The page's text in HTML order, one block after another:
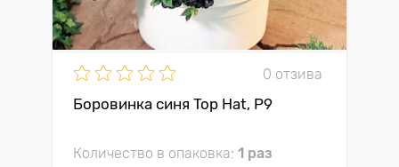
0 отзива
Боровинка синя Top Hat, P9
Количество в опаковка: 1 раз